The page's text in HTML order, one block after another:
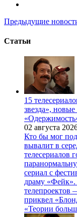
Предыдущие
Статьи
15
звезда»,
02 августа
Кто бы мог
вывалит в
телесериалов
сериал с
драму
телепроектов
приквел
«Теории